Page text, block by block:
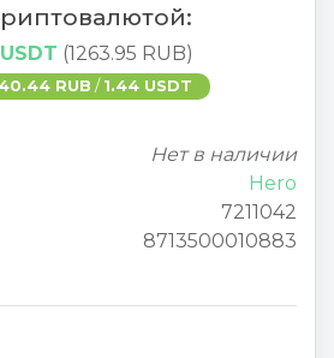
(1263.95 RUB)
RUB / 1.44 USDT
Нет в наличии
Hero
7211042
8713500010883